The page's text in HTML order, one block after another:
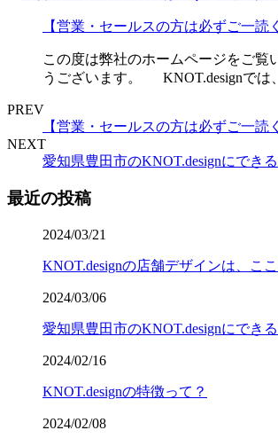
【営業・セールスの方は必ずご一
この度は弊社のホームページをご覧
うございます。 KNOT.designでは
PREV
【営業・セールスの方は必ずご一読
NEXT
愛知県豊田市のKNOT.designにでき
最近の投稿
2024/03/21
KNOT.designの店舗デザインは、こ
2024/03/06
愛知県豊田市のKNOT.designにでき
2024/02/16
KNOT.designの特徴って？
2024/02/08